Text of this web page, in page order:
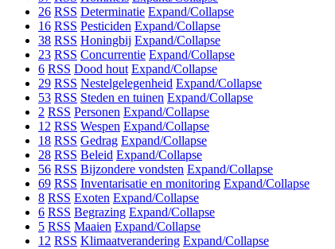
26 RSS Determinatie Expand/Collapse
16 RSS Pesticiden Expand/Collapse
38 RSS Honingbij Expand/Collapse
23 RSS Concurrentie Expand/Collapse
6 RSS Dood hout Expand/Collapse
29 RSS Nestelgelegenheid Expand/Collapse
53 RSS Steden en tuinen Expand/Collapse
2 RSS Personen Expand/Collapse
12 RSS Wespen Expand/Collapse
18 RSS Gedrag Expand/Collapse
28 RSS Beleid Expand/Collapse
56 RSS Bijzondere vondsten Expand/Collapse
69 RSS Inventarisatie en monitoring Expand/Collapse
8 RSS Exoten Expand/Collapse
6 RSS Begrazing Expand/Collapse
5 RSS Maaien Expand/Collapse
12 RSS Klimaatverandering Expand/Collapse